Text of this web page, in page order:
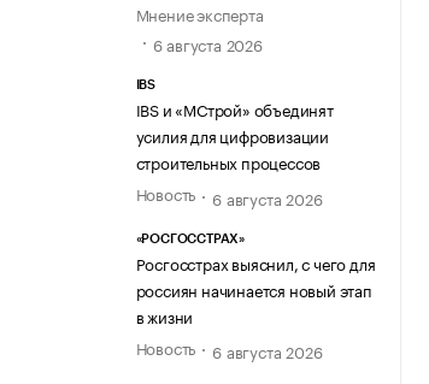
Мнение эксперта
6 августа 2026
IBS
IBS и «МСтрой» объединят
усилия для цифровизации
строительных процессов
Новость
6 августа 2026
«РОСГОССТРАХ»
Росгосстрах выяснил, с чего для
россиян начинается новый этап
в жизни
Новость
6 августа 2026